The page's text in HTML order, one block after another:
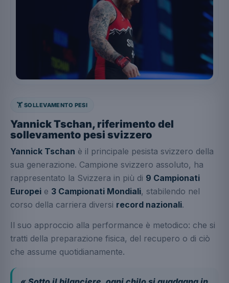
🏋️ SOLLEVAMENTO PESI
Yannick Tschan, riferimento del
sollevamento pesi svizzero
Yannick Tschan è il principale pesista svizzero della
sua generazione. Campione svizzero assoluto, ha
rappresentato la Svizzera in più di 9 Campionati
Europei e 3 Campionati Mondiali, stabilendo nel
corso della carriera diversi record nazionali.
Il suo approccio alla performance è metodico: che si
tratti della preparazione fisica, del recupero o di ciò
che assume quotidianamente.